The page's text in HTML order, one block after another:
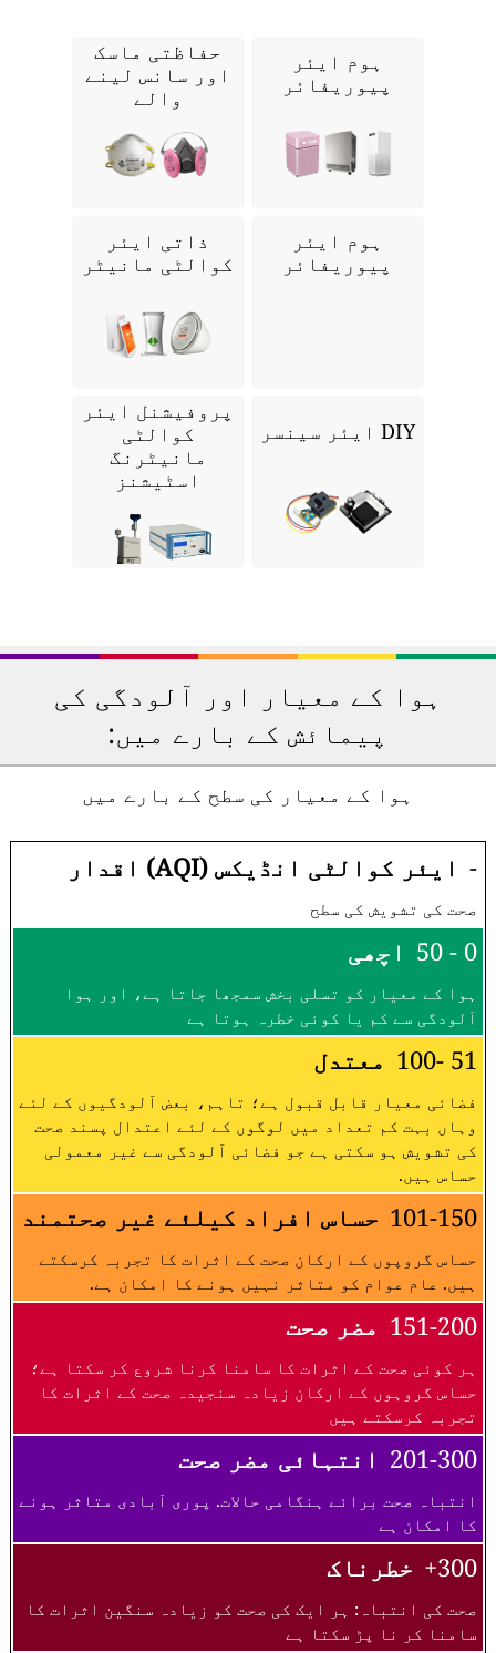
ہوم ایئر
پیوریفائر
حفاظتی ماسک
اور سانس لینے
والے
ہوم ایئر
پیوریفائر
ذاتی ایئر
کوالٹی مانیٹر
DIY ایئر سینسر
پروفیشنل ایئر
کوالٹی
مانیٹرنگ
اسٹیشنز
ہوا کے معیار اور آلودگی کی
پیمائش کے بارے میں:
ہوا کے معیار کی سطح کے بارے میں
- ایئر کوالٹی انڈیکس (AQI) اقدار
صحت کی تشویش کی سطح
0 - 50 اچھی
ہوا کے معیار کو تسلی بخش سمجھا جاتا ہے، اور ہوا
آلودگی سے کم یا کوئی خطرہ ہوتا ہے
51 -100 معتدل
فضائی معیار قابل قبول ہے؛ تاہم، بعض آلودگیوں کے لئے
وہاں بہت کم تعداد میں لوگوں کے لئے اعتدال پسند صحت
کی تشویش ہو سکتی ہے جو فضائی آلودگی سے غیر معمولی
حساس ہیں.
101-150 حساس افراد کیلئے غیر صحتمند
حساس گروپوں کے ارکان صحت کے اثرات کا تجربہ کرسکتے
ہیں. عام عوام کو متاثر نہیں ہونے کا امکان ہے.
151-200 مضر صحت
ہر کوئی صحت کے اثرات کا سامنا کرنا شروع کر سکتا ہے؛
حساس گروہوں کے ارکان زیادہ سنجیدہ صحت کے اثرات کا
تجربہ کرسکتے ہیں
201-300 انتہائی مضر صحت
انتباہ صحت برائے ہنگامی حالات. پوری آبادی متاثر ہونے
کا امکان ہے
300+ خطرناک
صحت کی انتباہ: ہر ایک کی صحت کو زیادہ سنگین اثرات کا
سامنا کر نا پڑ سکتا ہے